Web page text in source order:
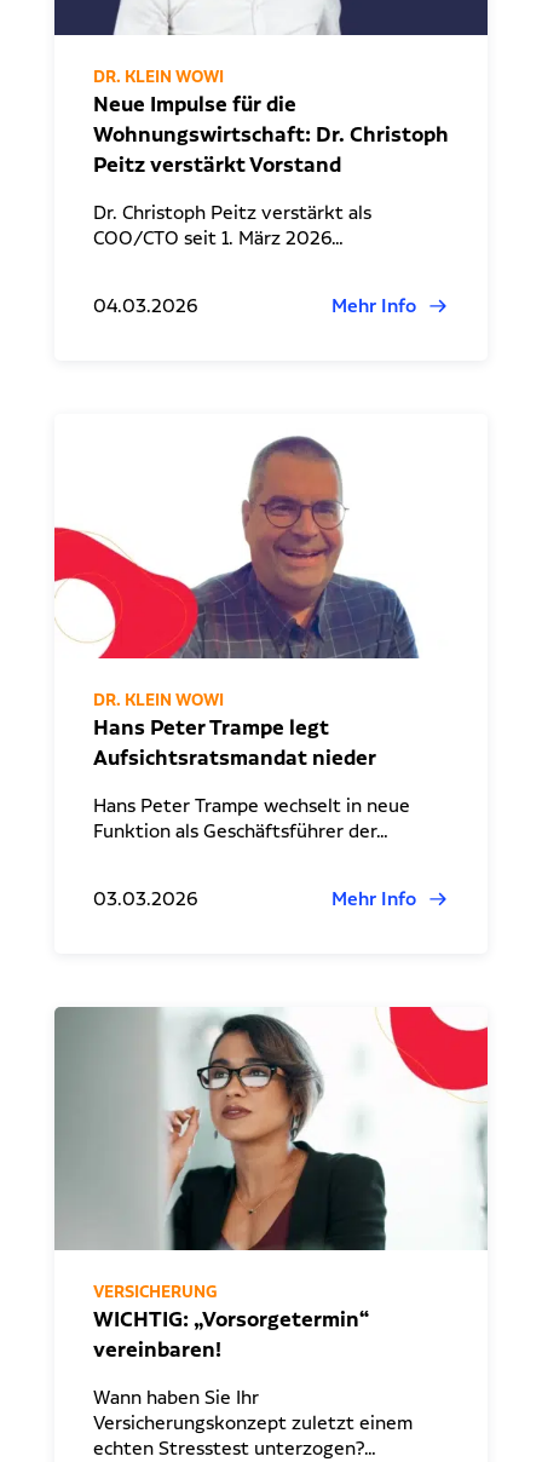
DR. KLEIN WOWI
Neue Impulse für die
Wohnungswirtschaft: Dr. Christoph
Peitz verstärkt Vorstand
Dr. Christoph Peitz verstärkt als
COO/CTO seit 1. März 2026…
04.03.2026 Mehr Info
DR. KLEIN WOWI
Hans Peter Trampe legt
Aufsichtsratsmandat nieder
Hans Peter Trampe wechselt in neue
Funktion als Geschäftsführer der…
03.03.2026 Mehr Info
VERSICHERUNG
WICHTIG: „Vorsorgetermin“
vereinbaren!
Wann haben Sie Ihr
Versicherungskonzept zuletzt einem
echten Stresstest unterzogen?…